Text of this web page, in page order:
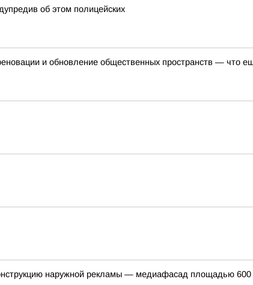
об этом полицейских
и обновление общественных пространств — что
наружной рекламы — медиафасад площадью 600